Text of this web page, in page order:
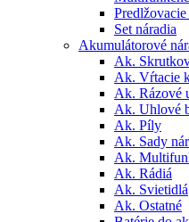
Set náradia
Akumulátorové
Ak.
Ak. Vŕtacie
Ak. Rázové
Ak. Uhlové
Ak. Píly
Ak. Sady
Ak.
Ak. Rádiá
Ak. Svietidlá
Ak. Ostatné